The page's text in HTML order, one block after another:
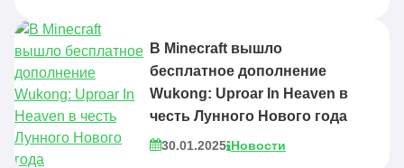
В Minecraft вышло
бесплатное дополнение
Wukong: Uproar In Heaven в
честь Лунного Нового года
30.01.2025 Новости